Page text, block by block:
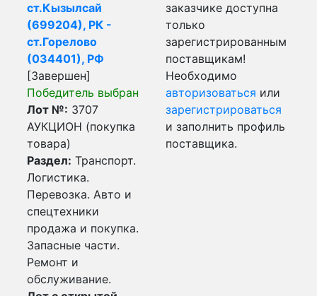
ст.Кызылсай
(699204), РК -
ст.Горелово
(034401), РФ
[Завершен]
Победитель выбран
Лот №: 3707
АУКЦИОН (покупка
товара)
Раздел: Транспорт.
Логистика.
Перевозка. Авто и
спецтехники
продажа и покупка.
Запасные части.
Ремонт и
обслуживание.
заказчике доступна
только
зарегистрированным
поставщикам!
Необходимо
авторизоваться или
зарегистрироваться
и заполнить профиль
поставщика.